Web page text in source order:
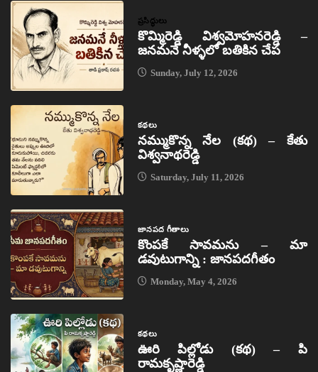
ప్రసిద్ధులు
కొమ్మిరెడ్డి విశ్వమోహనరెడ్డి –
జనమనే నీళ్ళలో బతికిన చేప
Sunday, July 12, 2026
కథలు
నమ్ముకొన్న నేల (కథ) – కేతు
విశ్వనాథరెడ్డి
Saturday, July 11, 2026
జానపద గీతాలు
కొంపకే సావమను – మా
డవుటుగాన్ని : జానపదగీతం
Monday, May 4, 2026
కథలు
ఊరి పిల్లోడు (కథ) – పి
రామకృష్ణారెడ్డి